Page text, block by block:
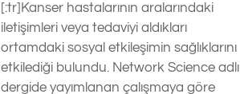
[:tr]Kanser hastalarının aralarındaki
iletişimleri veya tedaviyi aldıkları
ortamdaki sosyal etkileşimin sağlıklarını
etkilediği bulundu. Network Science adlı
dergide yayımlanan çalışmaya göre